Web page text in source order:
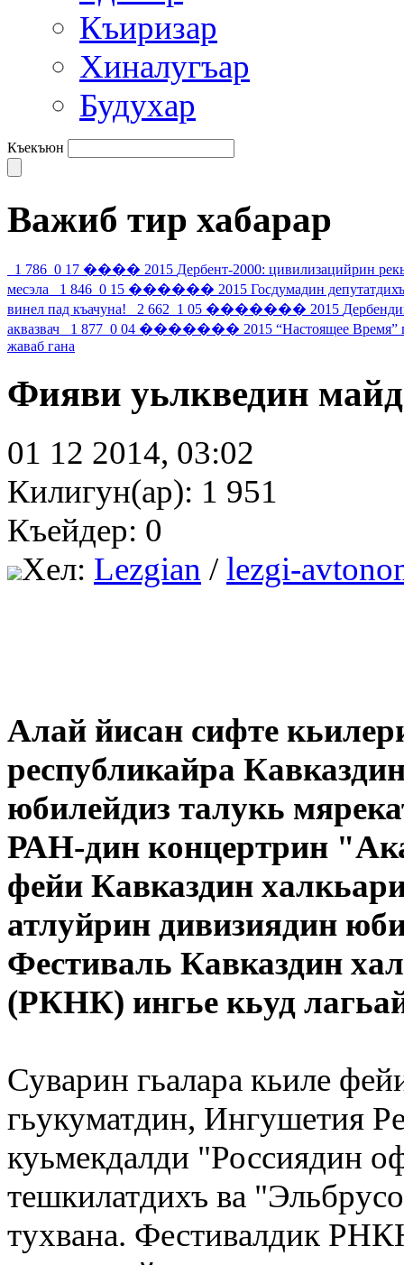
Къиризар
Хиналугъар
Будухар
Къекъюн
Важиб тир хабарар
1 786 0 17 ���� 2015 Дербент-2000: цивилизацийрин
месэла
1 846 0 15 ������ 2015 Госдумадин
винел пад къачуна!
2 662 1 05 ������� 2015
аквазвач
1 877 0 04 ������� 2015 “Настоящее Время”
жаваб гана
Фияви уьлкведин
01 12 2014, 03:02
Килигун(ар): 1 951
Къейдер: 0
Хел: Lezgian /lezgi-
Алай йисан сифте
республикайра
юбилейдиз талукь
РАН-дин концертрин
фейи Кавказдин
атлуйрин дивизиядин
Фестиваль Кавказдин
(РКНК) ингье кьуд
Суварин гьалара кьиле
гьукуматдин, Ингушетия
куьмекдалди "Россиядин
тешкилатдихъ ва
тухвана. Фестивалдик